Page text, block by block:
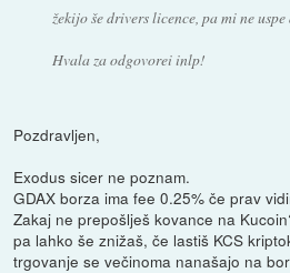
žekijo še drivers licence, pa mi ne
Hvala za odgovorei inlp!
Pozdravljen,
Exodus sicer ne poznam.
GDAX borza ima fee 0.25% če prav
Zakaj ne prepošlješ kovance na
pa lahko še znižaš, če lastiš KCS
trgovanje se večinoma nanašajo na